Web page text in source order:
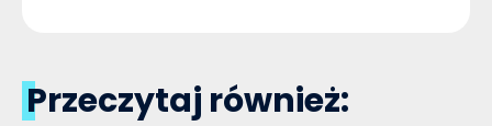
Przeczytaj również: